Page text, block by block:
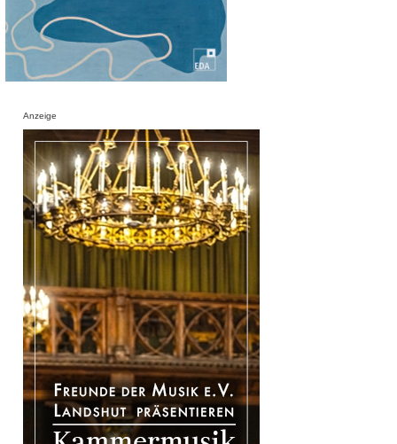
Anzeige